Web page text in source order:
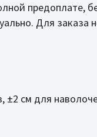
предоплате,
Для заказа
±2 см для